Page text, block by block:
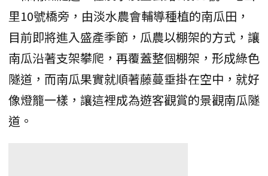
里10號橋旁，由淡水農會輔導種植的南瓜田，
目前即將進入盛產季節，瓜農以棚架的方式，讓
南瓜沿著支架攀爬，再覆蓋整個棚架，形成綠色
隧道，而南瓜果實就順著藤蔓垂掛在空中，就好
像燈籠一樣，讓這裡成為遊客觀賞的景觀南瓜隧
道。